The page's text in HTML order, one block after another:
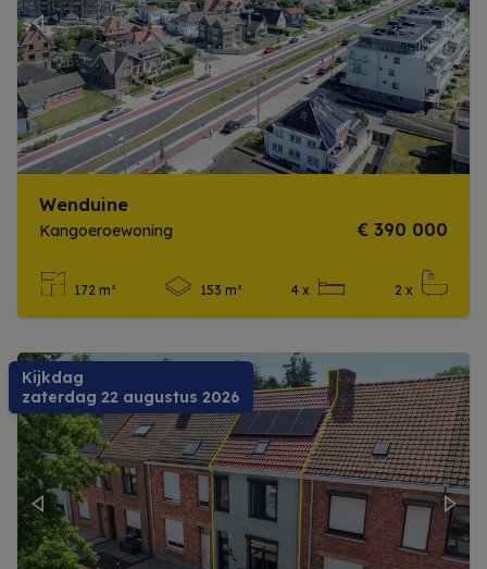
Previous Next
Wenduine
Kangoeroewoning € 390 000
172 m² 153 m² 4 x 2 x
Kijkdag
zaterdag 22 augustus 2026
Previous Next